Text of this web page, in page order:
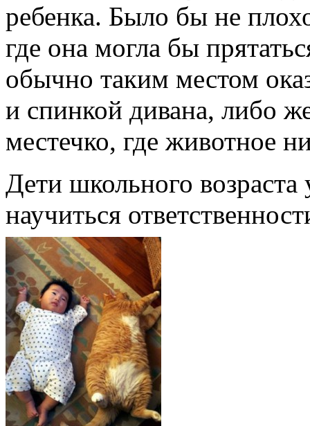
ребенка. Было бы не
где она могла бы
обычно таким местом
и спинкой дивана, либо
местечко, где животное
Дети школьного
научиться